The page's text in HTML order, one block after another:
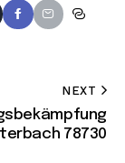
NEXT
78730